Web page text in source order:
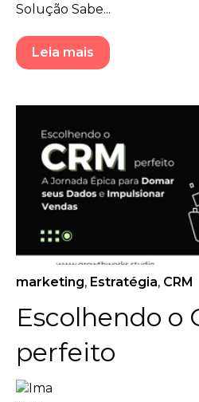
Solução Sabe...
Leia mais
marketing, Estratégia, CRM
Escolhendo o
perfeito